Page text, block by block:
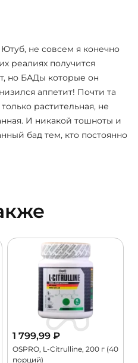
не совсем я конечно
реалиях получится
но БАДы которые он
аппетит! Почти та
растительная, не
И никакой тошноты и
бад тем, кто постоянно
1 799,99 ₽
OSPRO, L-Citrulline, 200 г (40
порций)